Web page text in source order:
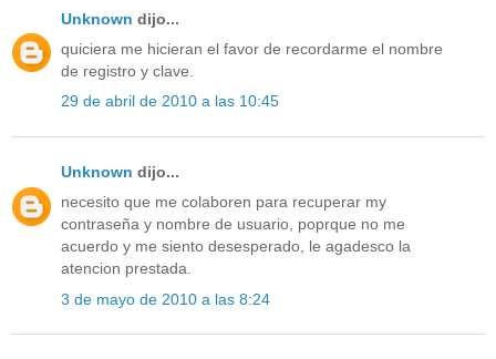
Unknown dijo...
quiciera me hicieran el favor de recordarme el nombre
de registro y clave.
29 de abril de 2010 a las 10:45
Unknown dijo...
necesito que me colaboren para recuperar my
contraseña y nombre de usuario, poprque no me
acuerdo y me siento desesperado, le agadesco la
atencion prestada.
3 de mayo de 2010 a las 8:24